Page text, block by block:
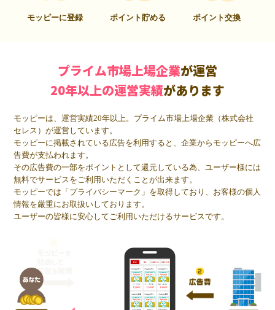
モッピーに登録 ポイント貯める ポイント交換
プライム市場上場企業が運営
20年以上の運営実績があります
モッピーは、運営実績20年以上。プライム市場上場企業（株式会社
セレス）が運営しています。
モッピーに掲載されている広告を利用すると、企業からモッピーへ広
告費が支払われます。
その広告費の一部をポイントとして還元している為、ユーザー様には
無料でサービスをご利用いただくことが出来ます。
モッピーでは「プライバシーマーク」を取得しており、お客様の個人
情報を厳重にお取扱いしております。
ユーザーの皆様に安心してご利用いただけるサービスです。